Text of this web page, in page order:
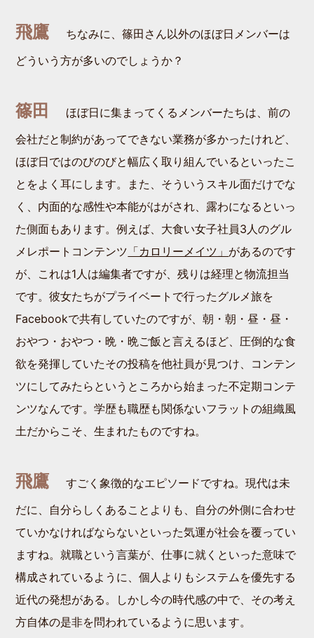
飛鷹
ちなみに、篠田さん以外のほぼ日メンバーは
どういう方が多いのでしょうか？
篠田
ほぼ日に集まってくるメンバーたちは、前の
会社だと制約があってできない業務が多かったけれど、
ほぼ日ではのびのびと幅広く取り組んでいるといったこ
とをよく耳にします。また、そういうスキル面だけでな
く、内面的な感性や本能がはがされ、露わになるといっ
た側面もあります。例えば、大食い女子社員3人のグル
メレポートコンテンツ 「カロリーメイツ」 があるのです
が、これは1人は編集者ですが、残りは経理と物流担当
です。彼女たちがプライベートで行ったグルメ旅を
Facebookで共有していたのですが、朝・朝・昼・昼・
おやつ・おやつ・晩・晩ご飯と言えるほど、圧倒的な食
欲を発揮していたその投稿を他社員が見つけ、コンテン
ツにしてみたらというところから始まった不定期コンテ
ンツなんです。学歴も職歴も関係ないフラットの組織風
土だからこそ、生まれたものですね。
飛鷹すごく象徴的なエピソードですね。現代は未
だに、自分らしくあることよりも、自分の外側に合わせ
ていかなければならないといった気運が社会を覆ってい
ますね。就職という言葉が、仕事に就くといった意味で
構成されているように、個人よりもシステムを優先する
近代の発想がある。しかし今の時代感の中で、その考え
方自体の是非を問われているように思います。